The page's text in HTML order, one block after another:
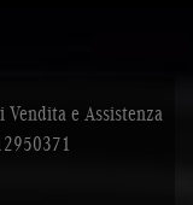
Vendita e Assistenza